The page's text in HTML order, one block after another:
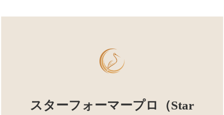
スターフォーマープロ（Star